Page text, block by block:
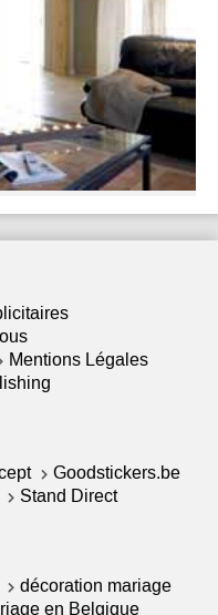
Mentions Légales
Goodstickers.be
Stand Direct
décoration mariage
en Belgique